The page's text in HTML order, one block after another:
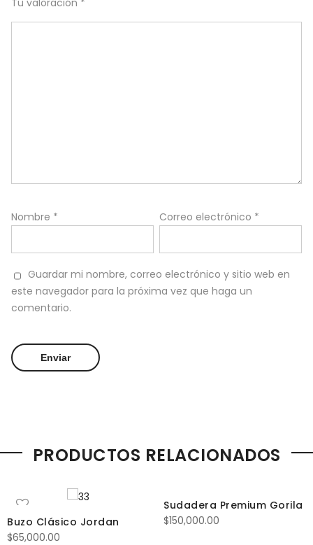
Tu valoración *
Nombre * Correo electrónico *
Guardar mi nombre, correo electrónico y sitio web en
este navegador para la próxima vez que haga un
comentario.
PRODUCTOS RELACIONADOS
Buzo Clásico Jordan
$65,000.00
Sudadera Premium Gorila
$150,000.00